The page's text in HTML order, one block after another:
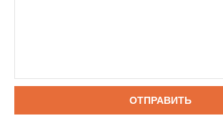
ОТПРАВИТЬ